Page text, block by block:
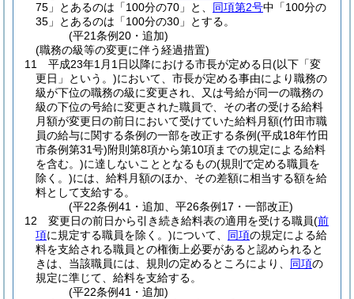
75」とあるのは「100分の70」と、 同項第2号中「100分の
35」とあるのは「100分の30」とする。
(平21条例20・追加)
(職務の級等の変更に伴う経過措置)
11
平成23年1月1日以降における市長が定める日(以下「変
更日」という。)において、市長が定める事由により職務の
級が下位の職務の級に変更され、又は号給が同一の職務の
級の下位の号給に変更された職員で、その者の受ける給料
月額が変更日の前日において受けていた給料月額(竹田市職
員の給与に関する条例の一部を改正する条例(平成18年竹田
市条例第31号)附則第8項から第10項までの規定による給料
を含む。)に達しないこととなるもの(規則で定める職員を
除く。)には、給料月額のほか、その差額に相当する額を給
料として支給する。
(平22条例41・追加、平26条例17・一部改正)
12
変更日の前日から引き続き給料表の適用を受ける職員(前
項に規定する職員を除く。)について、 同項の規定による給
料を支給される職員との権衡上必要があると認められると
きは、当該職員には、規則の定めるところにより、 同項の
規定に準じて、給料を支給する。
(平22条例41・追加)